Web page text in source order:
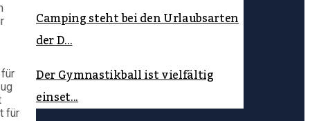
für
Camping steht bei den Urlaubsarten
der D...
Der Gymnastikball ist vielfältig
einset...